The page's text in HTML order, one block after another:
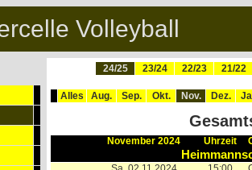
Volleyball
21/22
22/23
23/24
24/25
Alles
Aug. Sep. Okt. Nov. Dez.
November 2024 Uhrzeit